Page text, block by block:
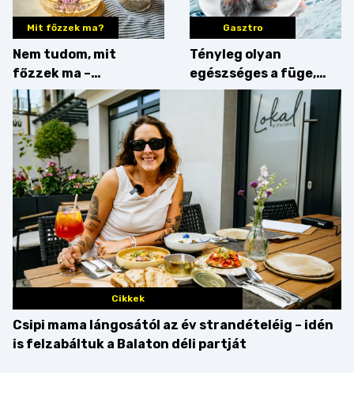
Mit főzzek ma?
Nem tudom, mit
főzzek ma –
Villámgyors menü
Gasztro
Tényleg olyan
egészséges a füge,
mint amilyennek
gondoljuk?
Cikkek
Csipi mama lángosától az év strandételéig – idén
is felzabáltuk a Balaton déli partját